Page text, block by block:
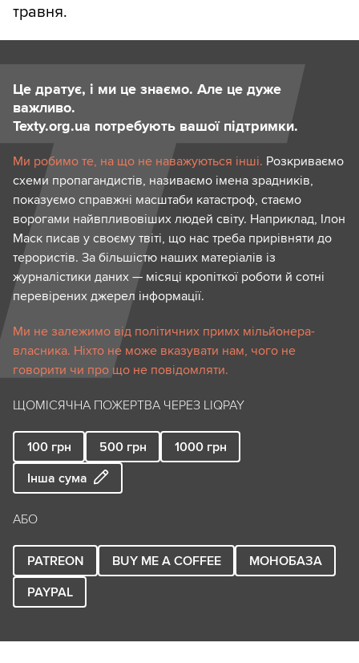
травня.
Це дратує, і ми це знаємо. Але це дуже
важливо.
Texty.org.ua потребують вашої підтримки.
Ми робимо те, на що не наважуються інші. Розкриваємо
схеми пропагандистів, називаємо імена зрадників,
показуємо справжні масштаби катастроф, стаємо
ворогами найвпливовіших людей світу. Наприклад, Ілон
Маск писав у своєму твіті, що нас треба прирівняти до
терористів. За більшістю наших матеріалів із
журналістики даних — місяці кропіткої роботи й сотні
перевірених джерел інформації.
Ми не залежимо від політичних примх мільйонера-
власника. Ніхто не може вказувати нам, чого не
говорити чи про що не повідомляти.
ЩОМІСЯЧНА ПОЖЕРТВА ЧЕРЕЗ LIQPAY
100 грн 500 грн 1000 грн
Інша сума
АБО
PATREON BUY ME A COFFEE
МОНОБАЗА
PAYPAL